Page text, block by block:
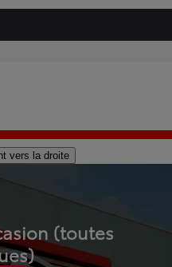
vers la droite
(toutes